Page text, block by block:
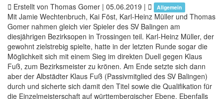
Erstellt von Thomas Gomer | 05.06.2019 | Allgemein
Mit Jamie Wechtenbruch, Kai Föst, Karl-Heinz Müller und Thomas
Gomer nahmen gleich vier Spieler des SV Balingen am
diesjährigen Bezirksopen in Trossingen teil. Karl-Heinz Müller, der
gewohnt zielstrebig spielte, hatte in der letzten Runde sogar die
Möglichkeit sich mit einem Sieg im direkten Duell gegen Klaus
Fuß, zum Bezirksmeister zu krönen. Am Ende setzte sich dann
aber der Albstädter Klaus Fuß (Passivmitglied des SV Balingen)
durch und sicherte sich damit den Titel sowie die Qualifikation für
die Einzelmeisterschaft auf württembergischer Ebene. Ebenfalls